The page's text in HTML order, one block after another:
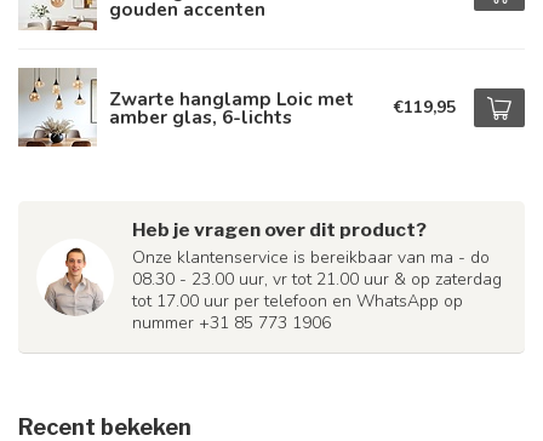
gouden accenten
Zwarte hanglamp Loic met
amber glas, 6-lichts €119,95
Heb je vragen over dit product?
Onze klantenservice is bereikbaar van ma - do
08.30 - 23.00 uur, vr tot 21.00 uur & op zaterdag
tot 17.00 uur per telefoon en WhatsApp op
nummer +31 85 773 1906
Recent bekeken